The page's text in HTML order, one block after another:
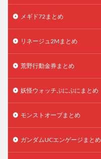
メギド72まとめ
リネージュ2Mまとめ
荒野行動金券まとめ
妖怪ウォッチぷにぷにまとめ
モンストオーブまとめ
ガンダムUCエンゲージまとめ